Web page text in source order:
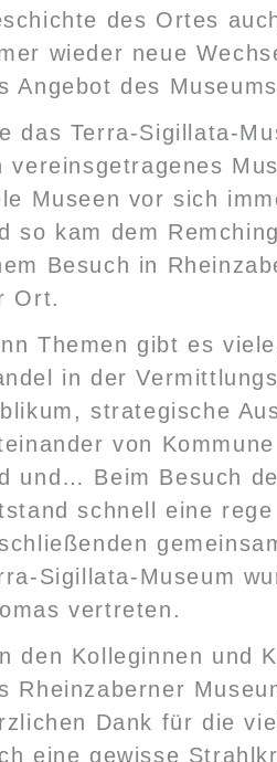
des Ortes
wieder neue
Angebot des
das Terra-Sigillata-
vereinsgetragenes
Museen vor sich
so kam dem
Besuch in
Ort.
Themen gibt es
in der
strategische
von
und… Beim Besuch
schnell eine
Sigillata-Museum
vertreten.
den Kolleginnen und
Rheinzaberner
Dank für die
eine gewisse